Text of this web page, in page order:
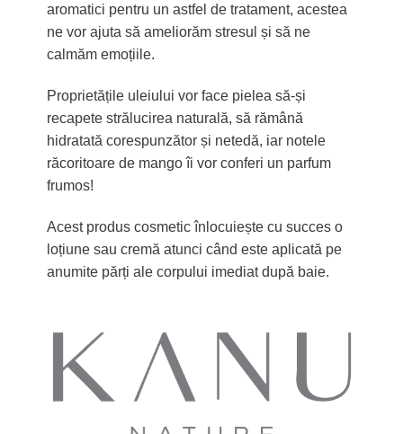
aromatici pentru un astfel de tratament, acestea
ne vor ajuta să ameliorăm stresul și să ne
calmăm emoțiile.
Proprietățile uleiului vor face pielea să-și
recapete strălucirea naturală, să rămână
hidratată corespunzător și netedă, iar notele
răcoritoare de mango îi vor conferi un parfum
frumos!
Acest produs cosmetic înlocuiește cu succes o
loțiune sau cremă atunci când este aplicată pe
anumite părți ale corpului imediat după baie.